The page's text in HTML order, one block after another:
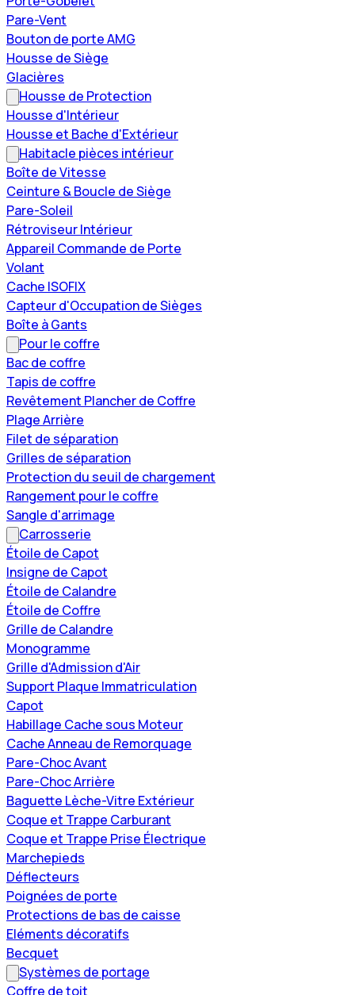
Pare-Vent
Bouton de porte AMG
Housse de Siège
Glacières
Housse de Protection
Housse d'Intérieur
Housse et Bache d'Extérieur
Habitacle pièces intérieur
Boîte de Vitesse
Ceinture & Boucle de Siège
Pare-Soleil
Rétroviseur Intérieur
Appareil Commande de Porte
Volant
Cache ISOFIX
Capteur d'Occupation de Sièges
Boîte à Gants
Pour le coffre
Bac de coffre
Tapis de coffre
Revêtement Plancher de Coffre
Plage Arrière
Filet de séparation
Grilles de séparation
Protection du seuil de chargement
Rangement pour le coffre
Sangle d'arrimage
Carrosserie
Étoile de Capot
Insigne de Capot
Étoile de Calandre
Étoile de Coffre
Grille de Calandre
Monogramme
Grille d'Admission d'Air
Support Plaque Immatriculation
Capot
Habillage Cache sous Moteur
Cache Anneau de Remorquage
Pare-Choc Avant
Pare-Choc Arrière
Baguette Lèche-Vitre Extérieur
Coque et Trappe Carburant
Coque et Trappe Prise Électrique
Marchepieds
Déflecteurs
Poignées de porte
Protections de bas de caisse
Eléments décoratifs
Becquet
Systèmes de portage
Coffre de toit